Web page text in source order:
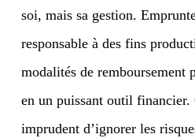
soi, mais sa gestion.
responsable à des fins
modalités de remboursement
en un puissant outil financier.
imprudent d’ignorer les